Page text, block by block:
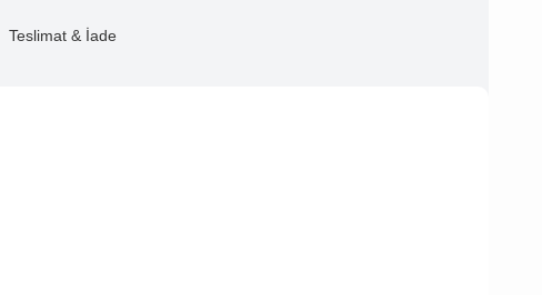
Teslimat & İade